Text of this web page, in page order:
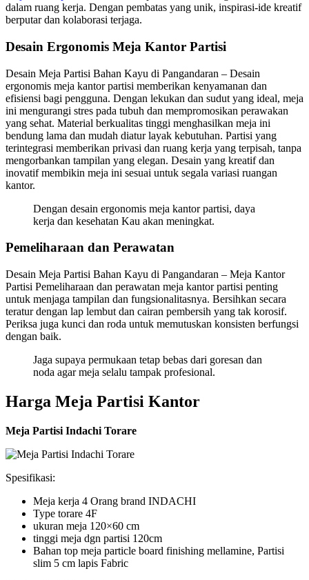
dalam ruang kerja. Dengan pembatas yang unik, inspirasi-ide kreatif
berputar dan kolaborasi terjaga.
Desain Ergonomis Meja Kantor Partisi
Desain Meja Partisi Bahan Kayu di Pangandaran – Desain
ergonomis meja kantor partisi memberikan kenyamanan dan
efisiensi bagi pengguna. Dengan lekukan dan sudut yang ideal, meja
ini mengurangi stres pada tubuh dan mempromosikan perawakan
yang sehat. Material berkualitas tinggi menghasilkan meja ini
bendung lama dan mudah diatur layak kebutuhan. Partisi yang
terintegrasi memberikan privasi dan ruang kerja yang terpisah, tanpa
mengorbankan tampilan yang elegan. Desain yang kreatif dan
inovatif membikin meja ini sesuai untuk segala variasi ruangan
kantor.
Dengan desain ergonomis meja kantor partisi, daya
kerja dan kesehatan Kau akan meningkat.
Pemeliharaan dan Perawatan
Desain Meja Partisi Bahan Kayu di Pangandaran – Meja Kantor
Partisi Pemeliharaan dan perawatan meja kantor partisi penting
untuk menjaga tampilan dan fungsionalitasnya. Bersihkan secara
teratur dengan lap lembut dan cairan pembersih yang tak korosif.
Periksa juga kunci dan roda untuk memutuskan konsisten berfungsi
dengan baik.
Jaga supaya permukaan tetap bebas dari goresan dan
noda agar meja selalu tampak profesional.
Harga Meja Partisi Kantor
Meja Partisi Indachi Torare
Spesifikasi:
Meja kerja 4 Orang brand INDACHI
Type torare 4F
ukuran meja 120×60 cm
tinggi meja dgn partisi 120cm
Bahan top meja particle board finishing mellamine, Partisi
slim 5 cm lapis Fabric